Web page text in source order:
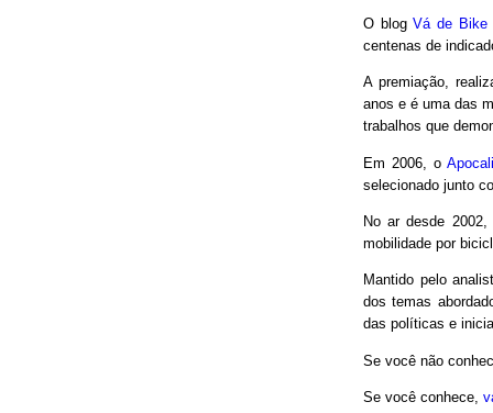
O blogVá de Bike
centenas de
A premiação,
anos e é uma das
trabalhos que
Em 2006, o
selecionado junto
No ar desde
mobilidade por
Mantido pelo
dos temas
das políticas e
Se você não
Se você conhece,